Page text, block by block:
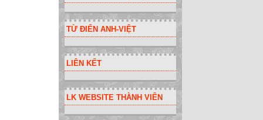
TỪ ĐIỂN ANH-VIỆT
LIÊN KẾT
LK WEBSITE THÀNH VIÊN